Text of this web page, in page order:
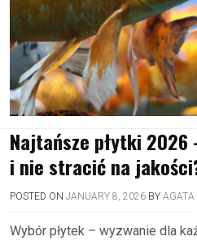
Najtańsze płytki
i nie stracić na
POSTED ON JANUARY 8, 2026 BY AGATA
Wybór płytek – wyzwanie dla